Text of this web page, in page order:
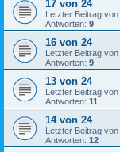
17 von 24
Letzter Beitrag von
Antworten: 9
16 von 24
Letzter Beitrag von
Antworten: 9
13 von 24
Letzter Beitrag von
Antworten: 11
14 von 24
Letzter Beitrag von
Antworten: 12